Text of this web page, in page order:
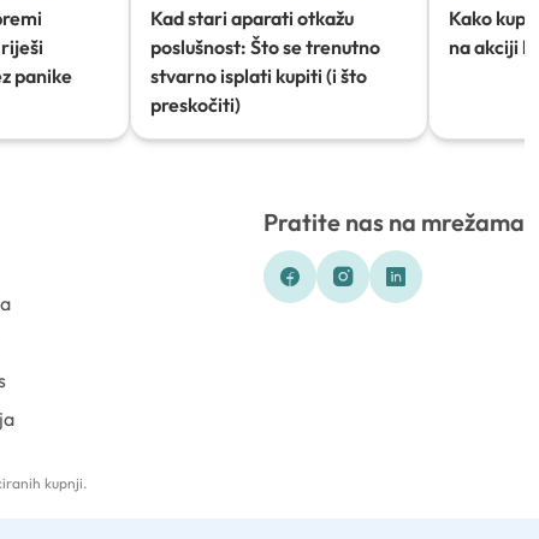
panike
Kad stari aparati otkažu
poslušnost: Što se trenutno
stvarno isplati kupiti (i što
preskočiti)
Kako
na akciji
Pratite nas na mrežama
kupnji.